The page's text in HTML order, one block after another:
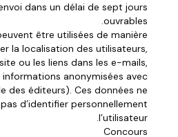
dans un délai de sept jours
ouvrables.
être utilisées de manière
la localisation des utilisateurs,
ou les liens dans les e-mails,
anonymisées avec
des éditeurs). Ces données ne
d’identifier personnellement
l’utilisateur.
Concours